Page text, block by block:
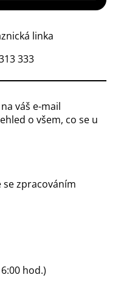
linka
333
váš e-mail
o všem, co se u
sezpracováním
hod.)